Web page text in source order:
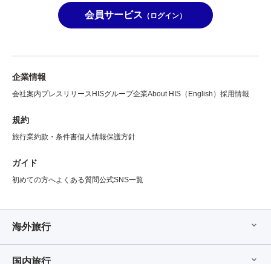
会員サービス （ログイン）
企業情報
会社案内プレスリリース HISグループ企業About HIS（English） 採用情報
規約
旅行業約款・条件書個人情報保護方針
ガイド
初めての方へよくある質問公式SNS一覧
海外旅行
国内旅行